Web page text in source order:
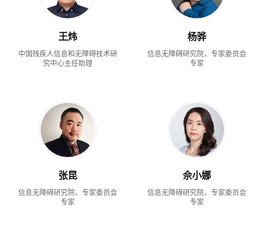
王炜
中国残疾人信息和无障碍技术研
究中心主任助理
杨骅
信息无障碍研究院，专家委员会
专家
张昆
信息无障碍研究院，专家委员会
专家
佘小娜
信息无障碍研究院，专家委员会
专家